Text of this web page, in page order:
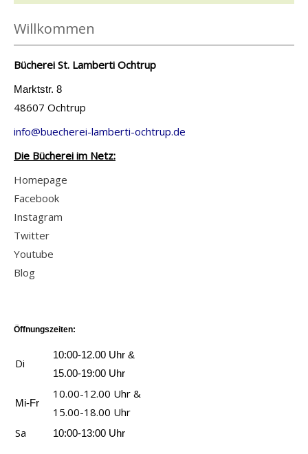
Willkommen
Bücherei St. Lamberti Ochtrup
Marktstr. 8
48607 Ochtrup
info@buecherei-lamberti-ochtrup.de
Die Bücherei im Netz:
Homepage
Facebook
Instagram
Twitter
Youtube
Blog
Öffnungszeiten:
Di
10:00-12.00 Uhr &
15.00-19:00 Uhr
Mi-Fr
10.00-12.00 Uhr &
15.00-18.00 Uhr
Sa
10:00-13:00 Uhr